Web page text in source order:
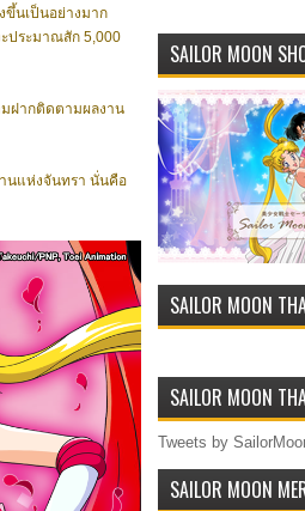
ขึ้นเป็นอย่างมาก
ประมาณสัก 5,000
ฝากติดตามผลงาน
นแห่งจันทรา นั่นคือ
SAILOR MOON
SAILOR MOON
SAILOR MOON
Tweets by
SAILOR MOON